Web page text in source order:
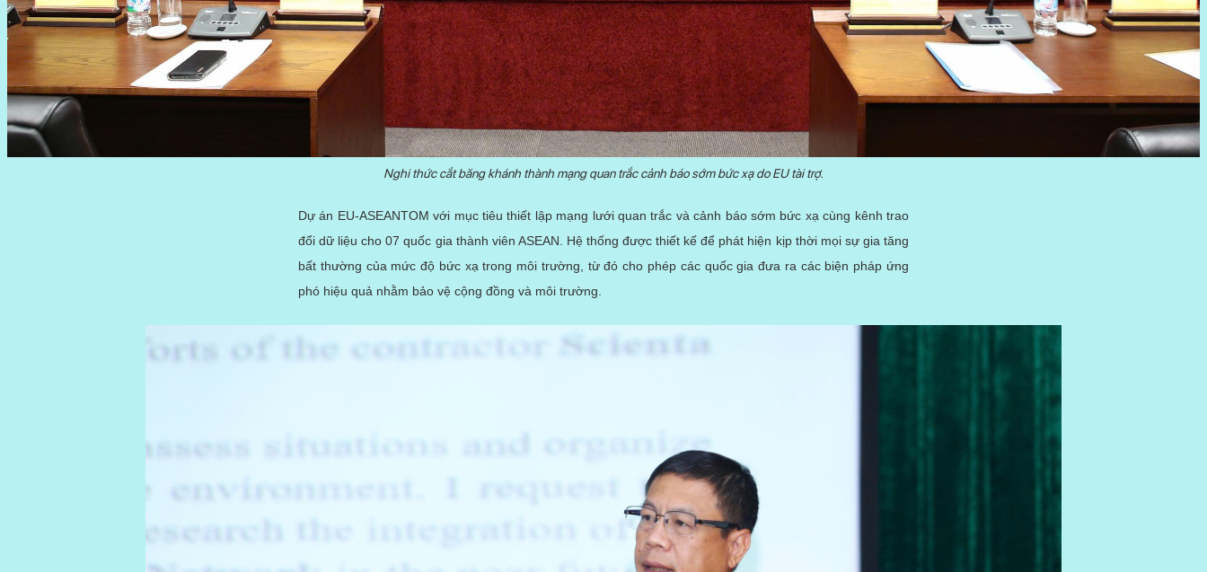
Nghi thức cắt băng khánh thành mạng quan trắc cảnh báo sớm bức xạ do EU tài trợ.
Dự án EU-ASEANTOM với mục tiêu thiết lập mạng lưới quan trắc và cảnh báo sớm bức xạ cùng kênh trao
đổi dữ liệu cho 07 quốc gia thành viên ASEAN. Hệ thống được thiết kế để phát hiện kịp thời mọi sự gia tăng
bất thường của mức độ bức xạ trong môi trường, từ đó cho phép các quốc gia đưa ra các biện pháp ứng
phó hiệu quả nhằm bảo vệ cộng đồng và môi trường.